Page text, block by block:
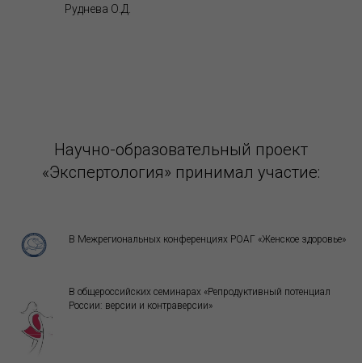
Руднева О.Д.
Научно-образовательный проект
«Экспертология» принимал участие:
В Межрегиональных конференциях РОАГ «Женское здоровье»
В общероссийских семинарах «Репродуктивный потенциал
России: версии и контраверсии»